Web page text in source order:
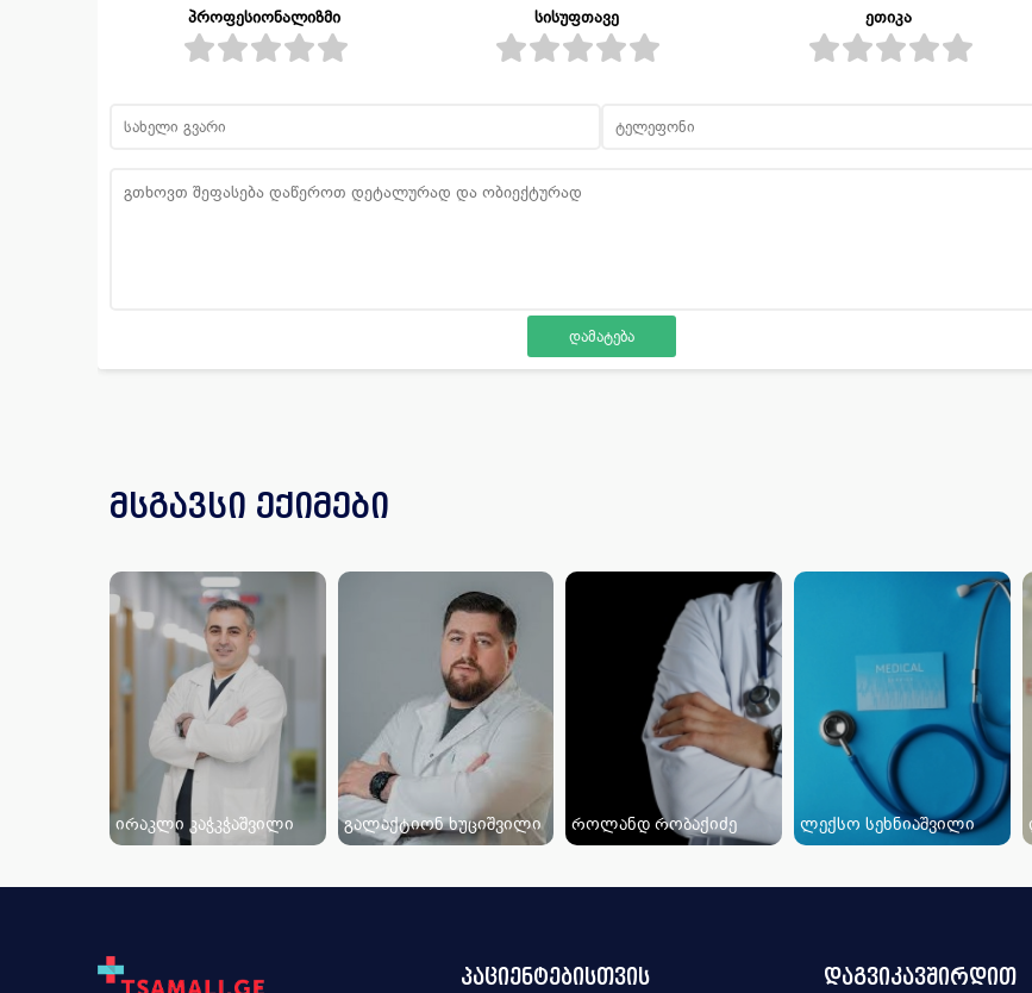
პროფესიონალიზმი სისუფთავე ეთიკა
მსგავსი ექიმები
ირაკლი კაჭკჭაშვილი გალაქტიონ ხუციშვილი როლანდ რობაქიძე ლექსო სეხნიაშვილი
პაციენტებისთვის დაგვიკავშირდით